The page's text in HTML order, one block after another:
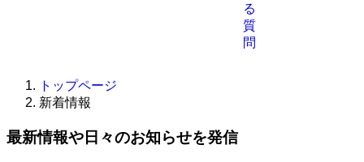
る
質
問
トップページ
新着情報
最新情報や日々のお知らせを発信